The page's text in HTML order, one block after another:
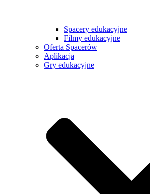
Spacery edukacyjne
Filmy edukacyjne
Oferta Spacerów
Aplikacja
Gry edukacyjne